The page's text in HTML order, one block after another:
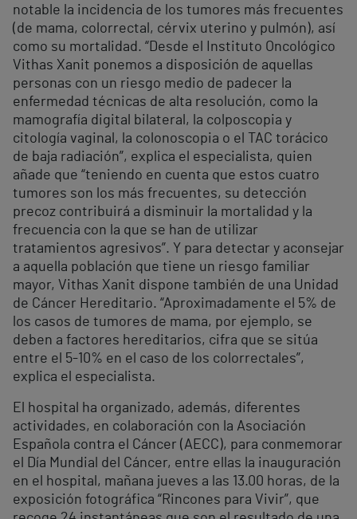
notable la incidencia de los tumores más frecuentes
(de mama, colorrectal, cérvix uterino y pulmón), así
como su mortalidad. “Desde el Instituto Oncológico
Vithas Xanit ponemos a disposición de aquellas
personas con un riesgo medio de padecer la
enfermedad técnicas de alta resolución, como la
mamografía digital bilateral, la colposcopia y
citología vaginal, la colonoscopia o el TAC torácico
de baja radiación”, explica el especialista, quien
añade que “teniendo en cuenta que estos cuatro
tumores son los más frecuentes, su detección
precoz contribuirá a disminuir la mortalidad y la
frecuencia con la que se han de utilizar
tratamientos agresivos”. Y para detectar y aconsejar
a aquella población que tiene un riesgo familiar
mayor, Vithas Xanit dispone también de una Unidad
de Cáncer Hereditario. “Aproximadamente el 5% de
los casos de tumores de mama, por ejemplo, se
deben a factores hereditarios, cifra que se sitúa
entre el 5-10% en el caso de los colorrectales”,
explica el especialista.
El hospital ha organizado, además, diferentes
actividades, en colaboración con la Asociación
Española contra el Cáncer (AECC), para conmemorar
el Día Mundial del Cáncer, entre ellas la inauguración
en el hospital, mañana jueves a las 13.00 horas, de la
exposición fotográfica “Rincones para Vivir”, que